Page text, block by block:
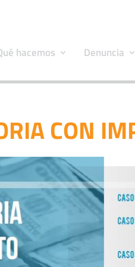
hacemos Denuncia
CON